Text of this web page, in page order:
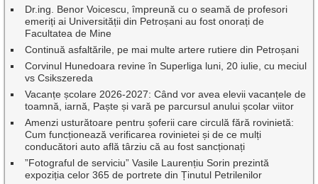
Dr.ing. Benor Voicescu, împreună cu o seamă de profesori
emeriți ai Universității din Petroșani au fost onorați de
Facultatea de Mine
Continuă asfaltările, pe mai multe artere rutiere din Petroșani
Corvinul Hunedoara revine în Superliga luni, 20 iulie, cu meciul
vs Csikszereda
Vacanțe școlare 2026-2027: Când vor avea elevii vacanțele de
toamnă, iarnă, Paște și vară pe parcursul anului școlar viitor
Amenzi usturătoare pentru șoferii care circulă fără rovinietă:
Cum funcționează verificarea rovinietei și de ce mulți
conducători auto află târziu că au fost sancționați
”Fotograful de serviciu” Vasile Laurențiu Sorin prezintă
expoziția celor 365 de portrete din Ținutul Petrilenilor